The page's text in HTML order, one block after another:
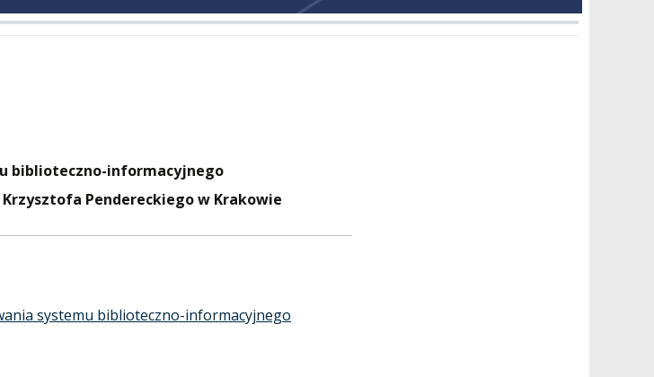
biblioteczno-informacyjnego
Pendereckiego w Krakowie
systemu biblioteczno-informacyjnego